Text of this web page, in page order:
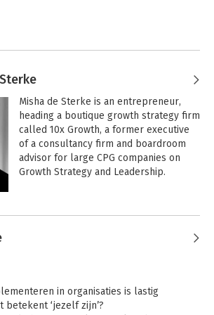
Misha de Sterke is an entrepreneur,
heading a boutique growth strategy firm
called 10x Growth, a former executive
of a consultancy firm and boardroom
advisor for large CPG companies on
Growth Strategy and Leadership.
companies (Shell, Nestle, Unilever,
He has written the book 'The 10x
Growth Machine - how companies can
door Misha de
in organisaties is lastig
betekent ‘jezelf zijn’?